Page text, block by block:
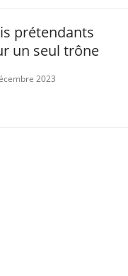
prétendants
un seul trône
2023